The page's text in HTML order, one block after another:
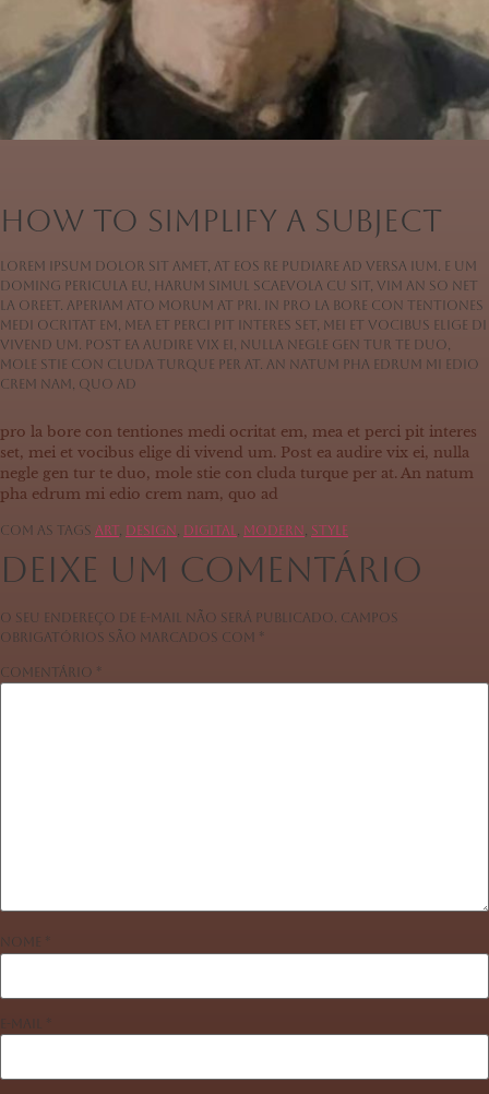
How to Simplify a Subject
Lorem ipsum dolor sit amet, at eos re pudiare ad versa ium. E um
doming pericula eu, harum simul scaevola cu sit, vim an so net
la oreet. Aperiam ato morum at pri. In pro la bore con tentiones
medi ocritat em, mea et perci pit interes set, mei et vocibus elige di
vivend um. Post ea audire vix ei, nulla negle gen tur te duo,
mole stie con cluda turque per at. An natum pha edrum mi edio
crem nam, quo ad
pro la bore con tentiones medi ocritat em, mea et perci pit interes
set, mei et vocibus elige di vivend um. Post ea audire vix ei, nulla
negle gen tur te duo, mole stie con cluda turque per at. An natum
pha edrum mi edio crem nam, quo ad
Com as tags Art, Design Digital Modern Style
Deixe um comentário
O seu endereço de e-mail não será publicado. Campos
obrigatórios são marcados com *
Comentário *
Nome *
E-mail